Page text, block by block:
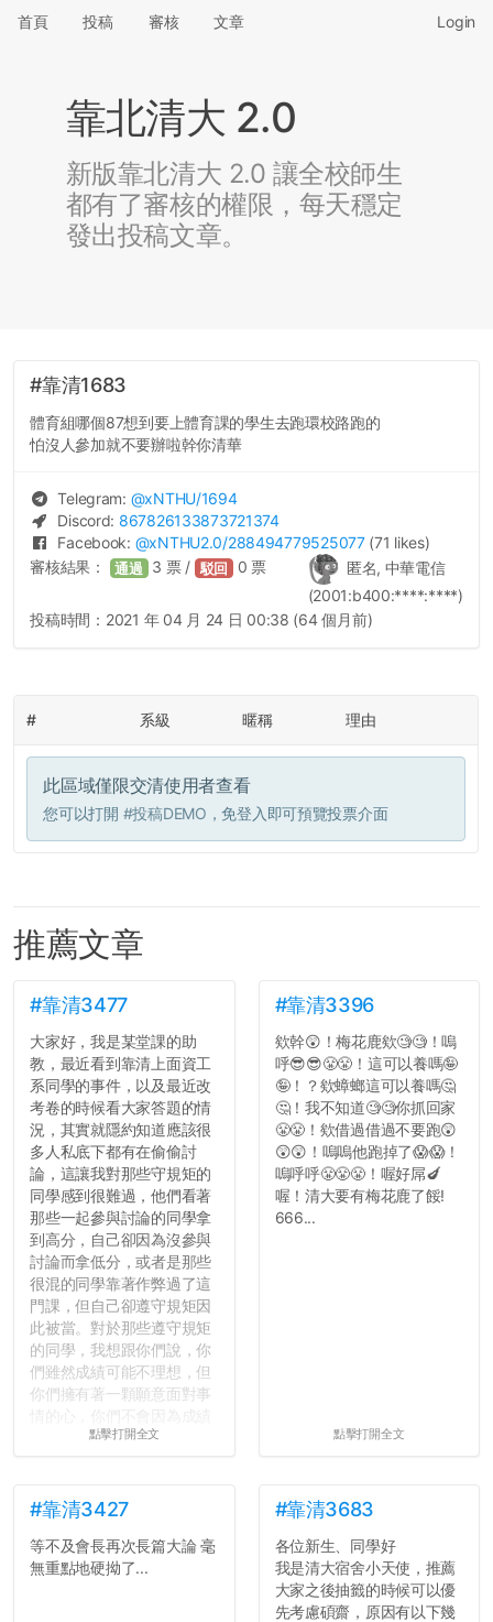
首頁 投稿 審核 文章 Login
靠北清大 2.0
新版靠北清大 2.0 讓全校師生
都有了審核的權限，每天穩定
發出投稿文章。
#靠清1683
體育組哪個87想到要上體育課的學生去跑環校路跑的
怕沒人參加就不要辦啦幹你清華
Telegram: @xNTHU/1694
Discord: 867826133873721374
Facebook: @xNTHU2.0/288494779525077 (71 likes)
匿名, 中華電信
(2001:b400:****:****)
審核結果： 通過 3 票 / 駁回 0 票
投稿時間： 2021 年 04 月 24 日 00:38 (64 個月前)
# 系級 暱稱 理由
此區域僅限交清使用者查看
您可以打開 #投稿DEMO ，免登入即可預覽投票介面
推薦文章
#靠清3477
大家好，我是某堂課的助
教，最近看到靠清上面資工
系同學的事件，以及最近改
考卷的時候看大家答題的情
況，其實就隱約知道應該很
多人私底下都有在偷偷討
論，這讓我對那些守規矩的
同學感到很難過，他們看著
那些一起參與討論的同學拿
到高分，自己卻因為沒參與
討論而拿低分，或者是那些
很混的同學靠著作弊過了這
門課，但自己卻遵守規矩因
此被當。對於那些遵守規矩
的同學，我想跟你們說，你
們雖然成績可能不理想，但
你們擁有著一顆願意面對事
壓力而選擇逃避(作弊)，在
績無法體現你們的努力，但
往後你們正直的態度一定會
讓你們在社會上適應得更
好。最後，那些作弊的同
點擊打開全文
#靠清3396
欸幹😲！梅花鹿欸🧐🧐！嗚
呼😎😎😤😤！這可以養嗎🤪
🤪！？欸蟑螂這可以養嗎🤔
🤔！我不知道🧐🧐你抓回家
😤😤！欸借過借過不要跑😲
😲😲！嗚嗚他跑掉了😱😱！
嗚呼呼😤😤😤！喔好屌🍆
喔！清大要有梅花鹿了餒!
666...
點擊打開全文
#靠清3427
等不及會長再次長篇大論 毫
無重點地硬拗了...
#靠清3683
各位新生、同學好
我是清大宿舍小天使，推薦
大家之後抽籤的時候可以優
先考慮碩齋，原因有以下幾